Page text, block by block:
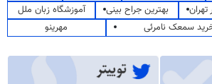
بهترین جراح بینی
آموزشگاه زبان ملل
سمعک نامرئی
مهرینو